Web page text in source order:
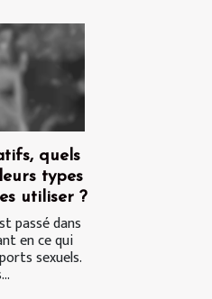
quels
types
utiliser ?
passé dans
en ce qui
sexuels.